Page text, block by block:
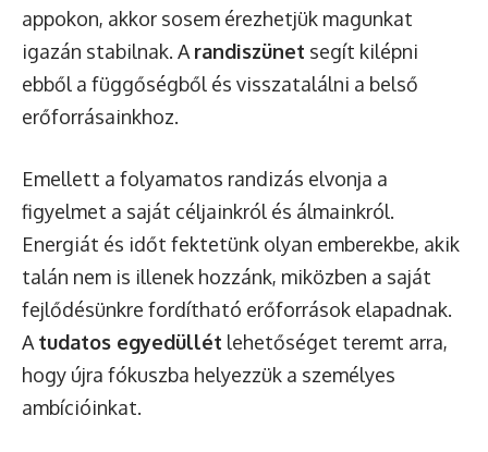
appokon, akkor sosem érezhetjük magunkat
igazán stabilnak. A randiszünet segít kilépni
ebből a függőségből és visszatalálni a belső
erőforrásainkhoz.
Emellett a folyamatos randizás elvonja a
figyelmet a saját céljainkról és álmainkról.
Energiát és időt fektetünk olyan emberekbe, akik
talán nem is illenek hozzánk, miközben a saját
fejlődésünkre fordítható erőforrások elapadnak.
A tudatos egyedüllét lehetőséget teremt arra,
hogy újra fókuszba helyezzük a személyes
ambícióinkat.